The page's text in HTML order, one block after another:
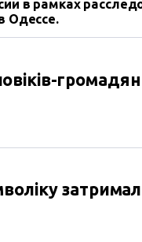
в рамках
Одессе.